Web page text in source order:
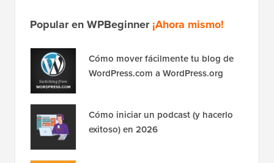
Popular en WPBeginner¡Ahora mismo!
Cómo mover fácilmente tu blog de
WordPress.com a WordPress.org
Cómo iniciar un podcast (y hacerlo
exitoso) en 2026